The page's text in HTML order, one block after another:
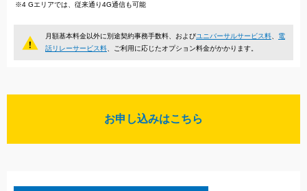
※4 Gエリアでは、従来通り4G通信も可能
月額基本料金以外に別途契約事務手数料、およびユニバーサルサービス料、 電
話リレーサービス料、ご利用に応じたオプション料金がかかります。
お申し込みはこちら